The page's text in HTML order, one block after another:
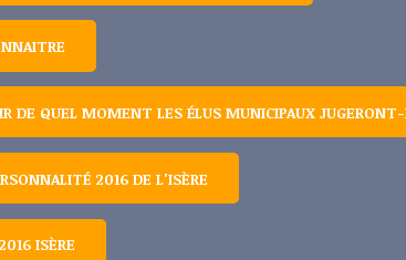
DE QUEL MOMENT LES ÉLUS MUNICIPAUX
2016 DE L'ISÈRE
ISÈRE